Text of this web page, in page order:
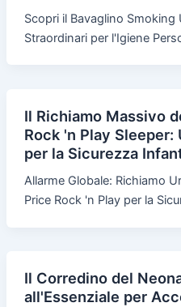
Scopri il Bavaglino Smoking
Straordinari per l'Igiene
Il Richiamo Massivo
Rock 'n Play Sleeper:
per la Sicurezza
Allarme Globale: Richiamo
Price Rock 'n Play per la
Il Corredino del
all'Essenziale per